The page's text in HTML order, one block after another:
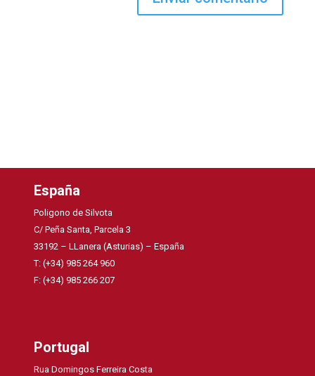
España
Poligono de Silvota
C/ Peña Santa, Parcela 3
33192 – LLanera (Asturias) – España
T: (+34) 985 264 960
F: (+34) 985 266 207
Portugal
Rua Domingos Ferreira Costa